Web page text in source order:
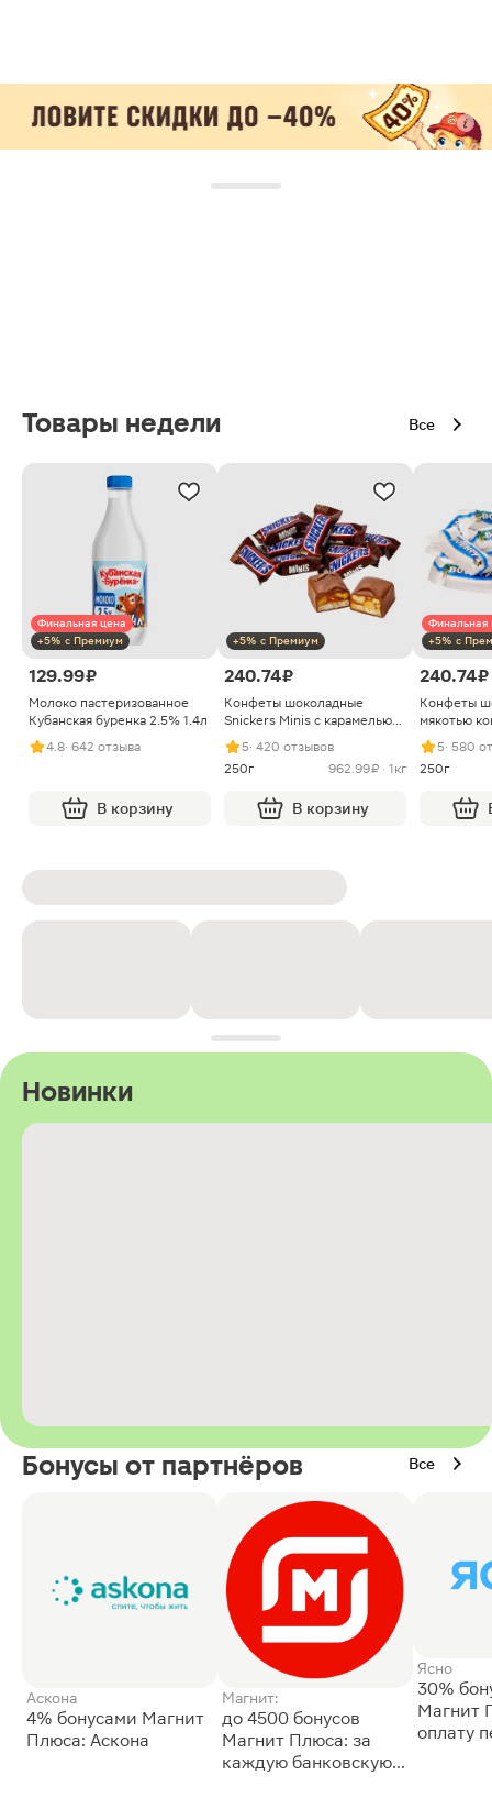
Товары недели Все
Финальная цена
+5% с Премиум
129.99 ₽
Молоко пастеризованное
Кубанская буренка 2.5% 1.4л
4.8· 642 отзыва
В корзину
+5% с Премиум
240.74 ₽
Конфеты шоколадные
Snickers Minis с карамелью
арахисом и нугой
5· 420 отзывов
250г
962.99 ₽ · 1кг
В корзину
Финальная
+5% с
240.74 ₽
Конфеты
мякотью
5· 580
250г
Новинки
Бонусы от партнёров Все
Аскона
4% бонусами Магнит
Плюса: Аскона
Магнит:
до 4500 бонусов
Магнит Плюса: за
каждую банковскую
Ясно
30%
Магнит
оплату